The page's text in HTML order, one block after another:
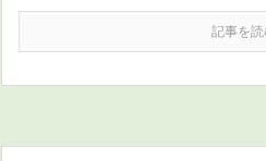
記事を読